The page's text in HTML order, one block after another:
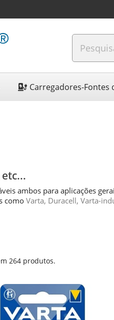
Carregadores-Fontes
ambos para aplicações
como Varta, Duracell, Varta-
264 produtos.